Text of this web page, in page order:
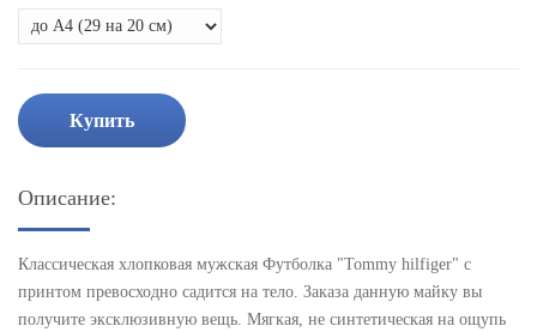
Купить
Описание:
Классическая хлопковая мужская Футболка "Tommy hilfiger" с
принтом превосходно садится на тело. Заказа данную майку вы
получите эксклюзивную вещь. Мягкая, не синтетическая на ощупь